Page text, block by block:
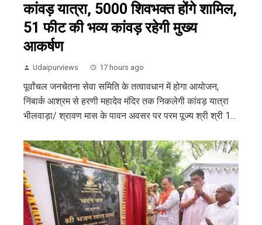
कांवड़ यात्रा, 5000 शिवभक्त होंगे शामिल,
51 फीट की भव्य कांवड़ रहेगी मुख्य
आकर्षण
Udaipurviews 17 hours ago
पूर्वांचल जनचेतना सेवा समिति के तत्वावधान में होगा आयोजन,
निंबार्क आश्रम से हरणी महादेव मंदिर तक निकलेगी कांवड़ यात्रा
भीलवाड़ा/ श्रावण मास के पावन अवसर पर परम पूज्य श्री श्री 1...